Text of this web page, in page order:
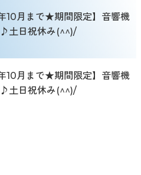
10月まで★期間限定】音響機
土日祝休み(^^)/
10月まで★期間限定】音響機
土日祝休み(^^)/